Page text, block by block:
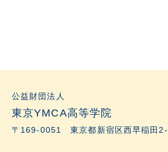
公益財団法人
東京YMCA高等学院
〒169-0051 東京都新宿区西早稲田